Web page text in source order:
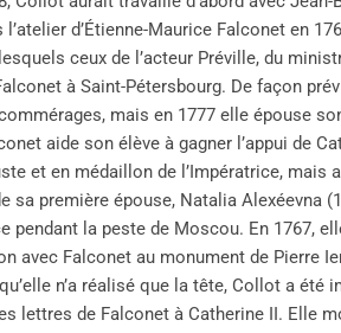
l’atelier d’Étienne-Maurice Falconet en
ceux de l’acteur Préville, du
à Saint-Pétersbourg. De façon
mais en 1777 elle épouse
aide son élève à gagner l’appui de
et en médaillon de l’Impératrice, mais
sa première épouse, Natalia Alexéevna
pendant la peste de Moscou. En 1767,
avec Falconet au monument de Pierre
n’a réalisé que la tête, Collot a
lettres de Falconet à Catherine II. Elle